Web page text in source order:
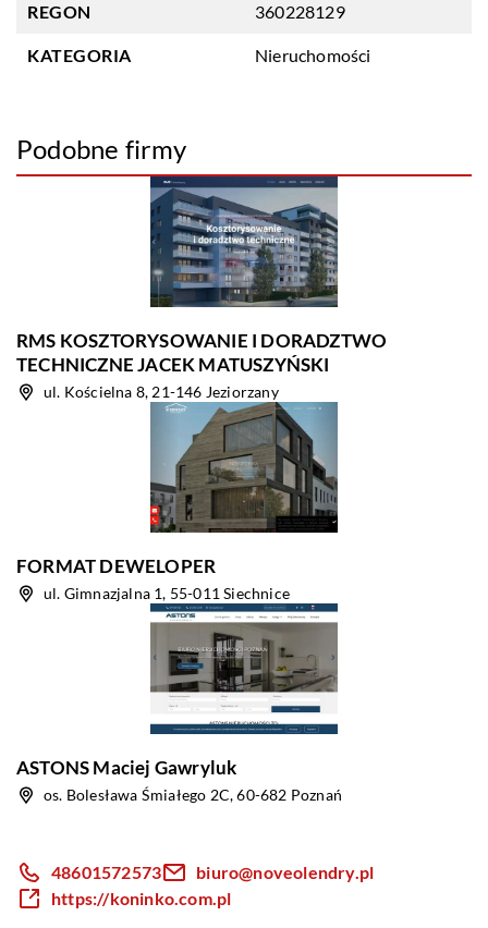
REGON 360228129
KATEGORIA Nieruchomości
Podobne firmy
RMS KOSZTORYSOWANIE I DORADZTWO
TECHNICZNE JACEK MATUSZYŃSKI
ul. Kościelna 8, 21-146 Jeziorzany
FORMAT DEWELOPER
ul. Gimnazjalna 1, 55-011 Siechnice
ASTONS Maciej Gawryluk
os. Bolesława Śmiałego 2C, 60-682 Poznań
48601572573
biuro@noveolendry.pl
https://koninko.com.pl